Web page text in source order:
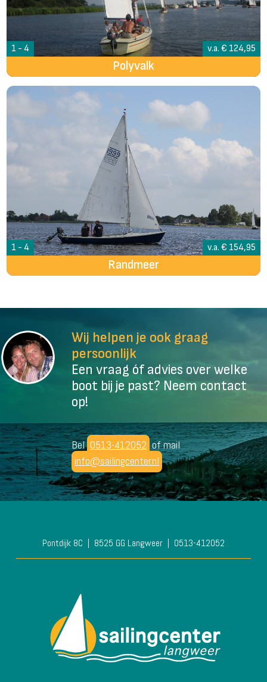
1 - 4 v.a. € 124,95
Polyvalk
1 - 4 v.a. € 154,95
Randmeer
Wij helpen je ook graag
persoonlijk
Een vraag óf advies over welke
boot bij je past? Neem contact
op!
Bel 0513-412052 of mail
info@sailingcenter.nl
Pontdijk 8C 8525 GG Langweer 0513-412052